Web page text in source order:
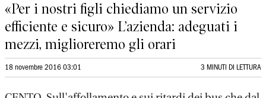
«Per i nostri figli chiediamo un servizio
efficiente e sicuro» L’azienda: adeguati i
mezzi, miglioreremo gli orari
18 novembre 2016 03:01 3 MINUTI DI LETTURA